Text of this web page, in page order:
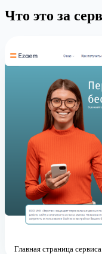
Что это за
Главная страница сервиса